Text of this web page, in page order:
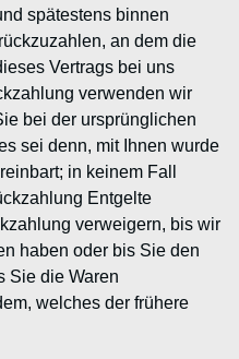
spätestens binnen
an dem die
Vertrags bei uns
verwenden wir
bei der ursprünglichen
sei denn, mit Ihnen wurde
in keinem Fall
Entgelte
verweigern, bis wir
haben oder bis Sie den
Sie die Waren
welches der frühere